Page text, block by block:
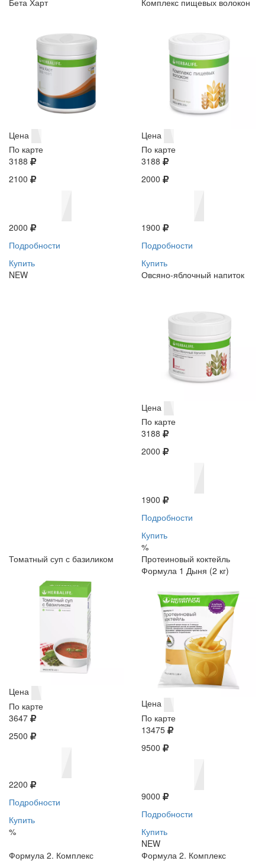
Цена
По карте
3188
2100
2000
Подробности
Купить
NEW
Цена
По карте
3188
2000
1900
Подробности
Купить
Овсяно-яблочный напиток
Цена
По карте
3188
2000
1900
Подробности
Купить
%
Томатный суп с базиликом
Цена
По карте
3647
2500
2200
Подробности
Купить
%
Протеиновый коктейль
Формула 1 Дыня (2 кг)
Цена
По карте
13475
9500
9000
Подробности
Купить
NEW
Формула 2. Комплекс
Формула 2. Комплекс